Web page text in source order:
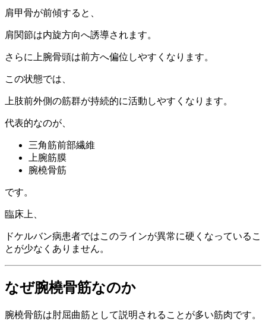
肩甲骨が前傾すると、
肩関節は内旋方向へ誘導されます。
さらに上腕骨頭は前方へ偏位しやすくなります。
この状態では、
上肢前外側の筋群が持続的に活動しやすくなります。
代表的なのが、
三角筋前部繊維
上腕筋膜
腕橈骨筋
です。
臨床上、
ドケルバン病患者ではこのラインが異常に硬くなっているこ
とが少なくありません。
なぜ腕橈骨筋なのか
腕橈骨筋は肘屈曲筋として説明されることが多い筋肉です。